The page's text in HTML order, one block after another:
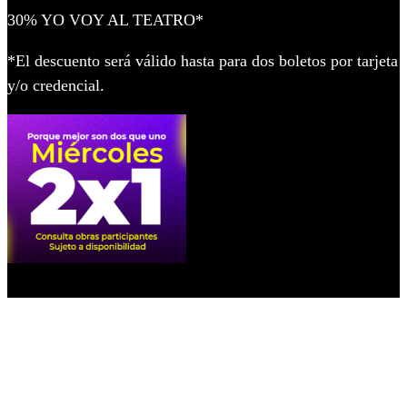
30% YO VOY AL TEATRO*
*El descuento será válido hasta para dos boletos por tarjeta
y/o credencial.